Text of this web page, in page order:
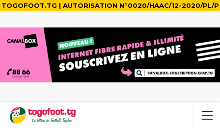
TOGOFOOT.TG | AUTORISATION N°0020/HAAC/12-2020/PL/P